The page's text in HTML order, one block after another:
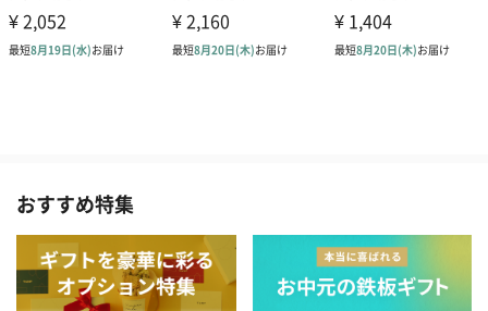
おすすめ特集